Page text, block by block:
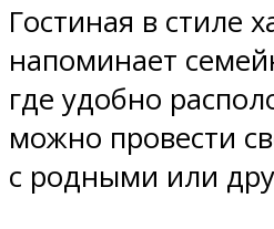
Гостиная в стиле
напоминает
где удобно
можно провести
с родными или